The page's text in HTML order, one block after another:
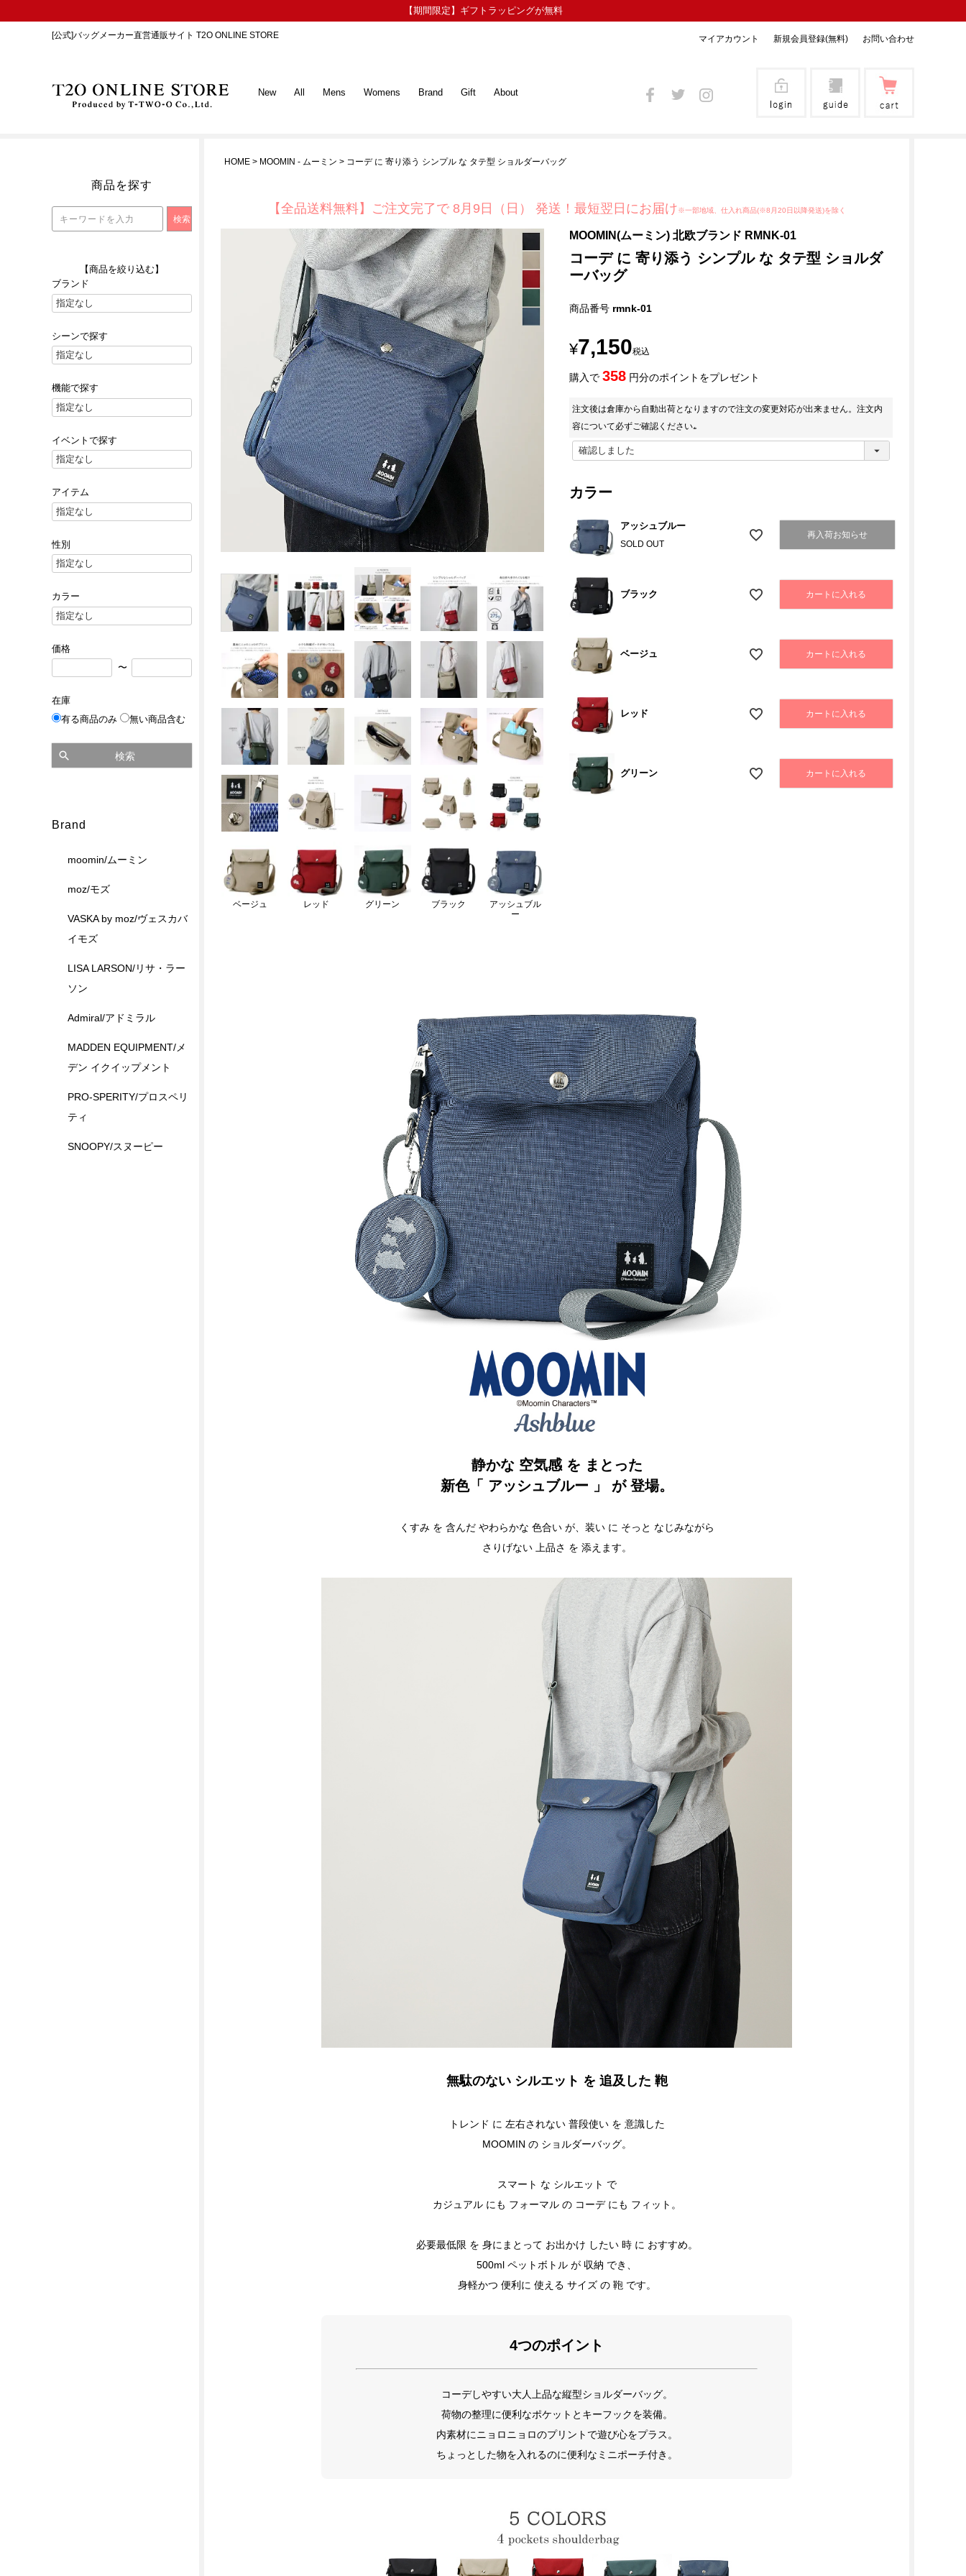
【期間限定】ギフトラッピングが無料
[公式]バッグメーカー直営通販サイト T2O ONLINE STORE マイアカウント 新規会員登録(無料) お問い合わせ
New All Mens Womens Brand Gift About
商品を探す
【商品を絞り込む】
ブランド
シーンで探す
機能で探す
イベントで探す
アイテム
性別
カラー
価格
〜
在庫
有る商品のみ
無い商品含む
検索
Brand
moomin/ムーミン
moz/モズ
VASKA by moz/ヴェスカバ
イモズ
LISA LARSON/リサ・ラー
ソン
Admiral/アドミラル
MADDEN EQUIPMENT/メ
デン イクイップメント
PRO-SPERITY/プロスペリ
ティ
SNOOPY/スヌーピー
HOME MOOMIN - ムーミン コーデ に 寄り添う シンプル な タテ型 ショルダーバッグ
【全品送料無料】ご注文完了で8月9日（日） 発送！最短翌日にお届け※一部地域、仕入れ商品(※8月20日以降発送)を除く
ベージュ レッド グリーン ブラック
アッシュブル
ー
MOOMIN(ムーミン) 北欧ブランド RMNK-01
コーデ に 寄り添う シンプル な タテ型 ショルダ
ーバッグ
商品番号 rmnk-01
¥7,150税込
購入で 358 円分のポイントをプレゼント
注文後は倉庫から自動出荷となりますので注文の変更対応が出来ません。注文内
容について必ずご確認ください
カラー
アッシュブルー
SOLD OUT
再入荷お知らせ
ブラック カートに入れる
ベージュ カートに入れる
レッド カートに入れる
グリーン カートに入れる
静かな 空気感 を まとった
新色「 アッシュブルー 」 が 登場。
くすみ を 含んだ やわらかな 色合い が、装い に そっと なじみながら
さりげない 上品さ を 添えます。
無駄のない シルエット を 追及した 鞄
トレンド に 左右されない 普段使い を 意識した
MOOMIN の ショルダーバッグ。
スマート な シルエット で
カジュアル にも フォーマル の コーデ にも フィット。
必要最低限 を 身にまとって お出かけ したい 時 に おすすめ。
500ml ペットボトル が 収納 でき、
身軽かつ 便利に 使える サイズ の 鞄 です。
4つのポイント
コーデしやすい大人上品な縦型ショルダーバッグ。
荷物の整理に便利なポケットとキーフックを装備。
内素材にニョロニョロのプリントで遊び心をプラス。
ちょっとした物を入れるのに便利なミニポーチ付き。